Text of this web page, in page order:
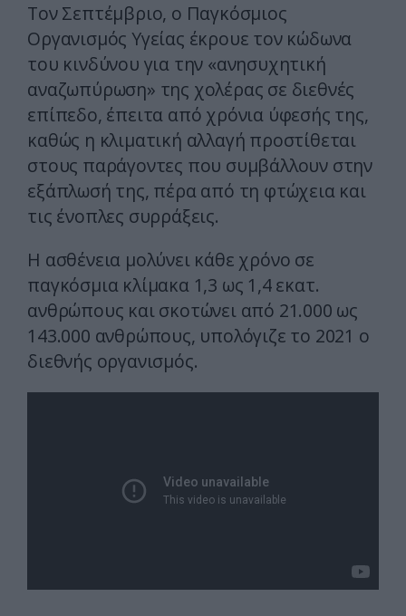
Τον Σεπτέμβριο, ο Παγκόσμιος
Οργανισμός Υγείας έκρουε τον κώδωνα
του κινδύνου για την «ανησυχητική
αναζωπύρωση» της χολέρας σε διεθνές
επίπεδο, έπειτα από χρόνια ύφεσής της,
καθώς η κλιματική αλλαγή προστίθεται
στους παράγοντες που συμβάλλουν στην
εξάπλωσή της, πέρα από τη φτώχεια και
τις ένοπλες συρράξεις.
Η ασθένεια μολύνει κάθε χρόνο σε
παγκόσμια κλίμακα 1,3 ως 1,4 εκατ.
ανθρώπους και σκοτώνει από 21.000 ως
143.000 ανθρώπους, υπολόγιζε το 2021 ο
διεθνής οργανισμός.